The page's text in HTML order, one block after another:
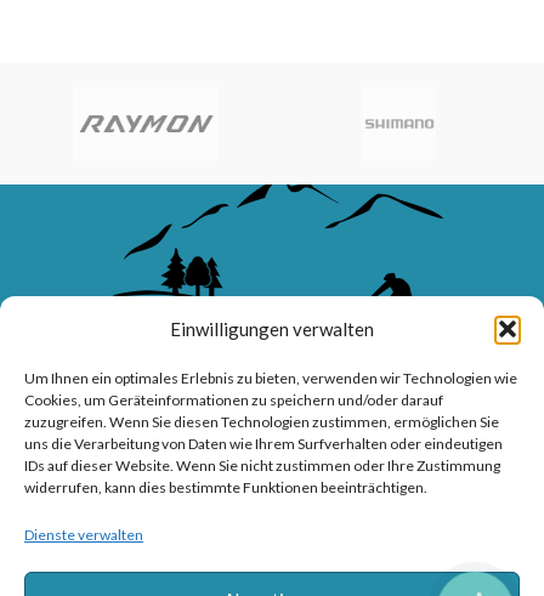
Einwilligungen verwalten
Um Ihnen ein optimales Erlebnis zu bieten, verwenden wir Technologien wie
Cookies, um Geräteinformationen zu speichern und/oder darauf
zuzugreifen. Wenn Sie diesen Technologien zustimmen, ermöglichen Sie
uns die Verarbeitung von Daten wie Ihrem Surfverhalten oder eindeutigen
IDs auf dieser Website. Wenn Sie nicht zustimmen oder Ihre Zustimmung
widerrufen, kann dies bestimmte Funktionen beeinträchtigen.
Dienste verwalten
WAVE-BIKES – Ihr Meisterbetrieb für Fahrräder, E-Bikes, Service
und professionelle Beratung.
Tel: 02242 9176417